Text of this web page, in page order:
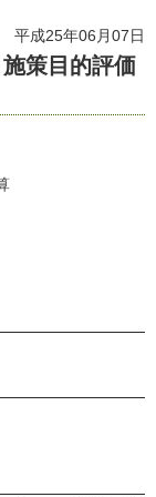
平成25年06月07日
策目的評価